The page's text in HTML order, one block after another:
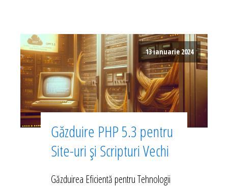
13 ianuarie 2024
Găzduire PHP 5.3 pentru
Site-uri și Scripturi Vechi
Găzduirea Eficientă pentru Tehnologii